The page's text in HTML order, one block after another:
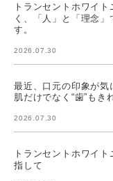
トランセントホワイ
く、「人」と「理念
す。
2026.07.30
最近、口元の印象が気
肌だけでなく“歯”もき
2026.07.30
トランセントホワイ
指して